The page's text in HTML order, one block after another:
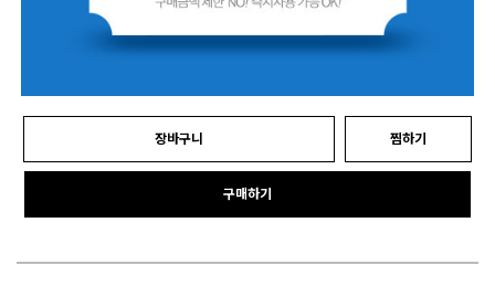
장바구니 찜하기
구매하기